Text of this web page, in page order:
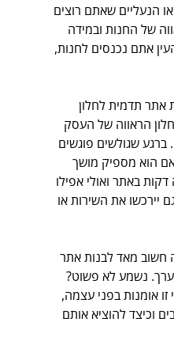
הנעליים שאתם רוצים
של החנות ובמידה
אתם נכנסים לחנות,
אתר תדמית לחלון
הראווה של העסק
שגולשים פוגשים
הוא מספיק מושך
דקות באתר ואולי אפילו
יירכשו את השירות או
חשוב מאד לבנות אתר
ערך. נשמע לא פשוט?
אומנות בפני עצמה,
וכיצד להוציא אותם